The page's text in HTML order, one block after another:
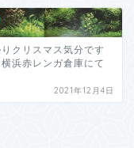
クリスマス気分です
浜赤レンガ倉庫にて
2021年12月4日